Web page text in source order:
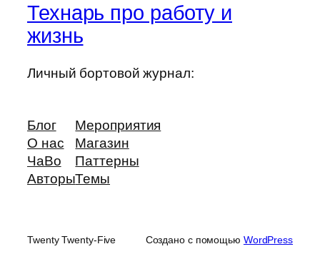
Технарь про работу и
жизнь
Личный бортовой журнал:
Блог
О нас
ЧаВо
Авторы
Мероприятия
Магазин
Паттерны
Темы
Twenty Twenty-Five Создано с помощью WordPress